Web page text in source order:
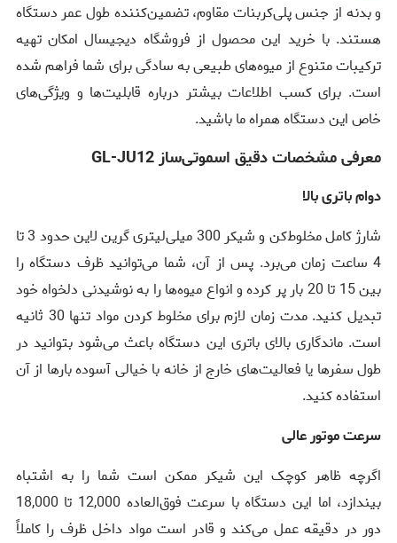
و بدنه از جنس پلی‌کربنات مقاوم، تضمین‌کننده طول عمر دستگاه
هستند. با خرید این محصول از فروشگاه دیجیسال امکان تهیه
ترکیبات متنوع از میوه‌های طبیعی به سادگی برای شما فراهم شده
است. برای کسب اطلاعات بیشتر درباره قابلیت‌ها و ویژگی‌های
خاص این دستگاه همراه ما باشید.
معرفی مشخصات دقیق اسموتی‌سازGL-JU12
دوام باتری بالا
شارژ کامل مخلوط‌کن و شیکر 300 میلی‌لیتری گرین لاین حدود 3 تا
4 ساعت زمان می‌برد. پس از آن، شما می‌توانید ظرف دستگاه را
بین 15 تا 20 بار پر کرده و انواع میوه‌ها را به نوشیدنی دلخواه خود
تبدیل کنید. مدت زمان لازم برای مخلوط کردن مواد تنها 30 ثانیه
است. ماندگاری بالای باتری این دستگاه باعث می‌شود بتوانید در
طول سفرها یا فعالیت‌های خارج از خانه با خیالی آسوده بارها از آن
استفاده کنید.
سرعت موتور عالی
اگرچه ظاهر کوچک این شیکر ممکن است شما را به اشتباه
بیندازد، اما این دستگاه با سرعت فوق‌العاده 12,000 تا 18,000
دور در دقیقه عمل می‌کند و قادر است مواد داخل ظرف را کاملاً